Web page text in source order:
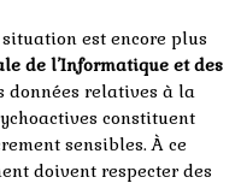
est encore plus
de l’Informatique et des
données relatives à la
constituent
sensibles. À ce
doivent respecter des